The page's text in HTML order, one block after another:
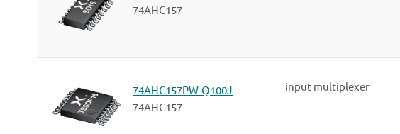
74AHC157
74AHC157PW-Q100J
74AHC157
input multiplexer